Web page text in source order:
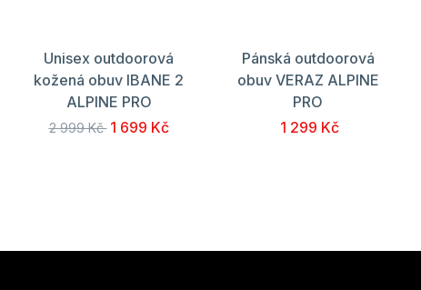
Unisex outdoorová
kožená obuv IBANE 2
ALPINE PRO
2 999 Kč 1 699 Kč
Pánská outdoorová
obuv VERAZ ALPINE
PRO
1 299 Kč